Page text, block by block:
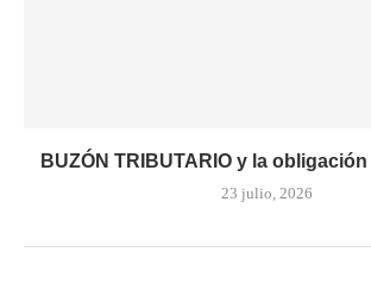
BUZÓN TRIBUTARIO y la
23 julio, 2026